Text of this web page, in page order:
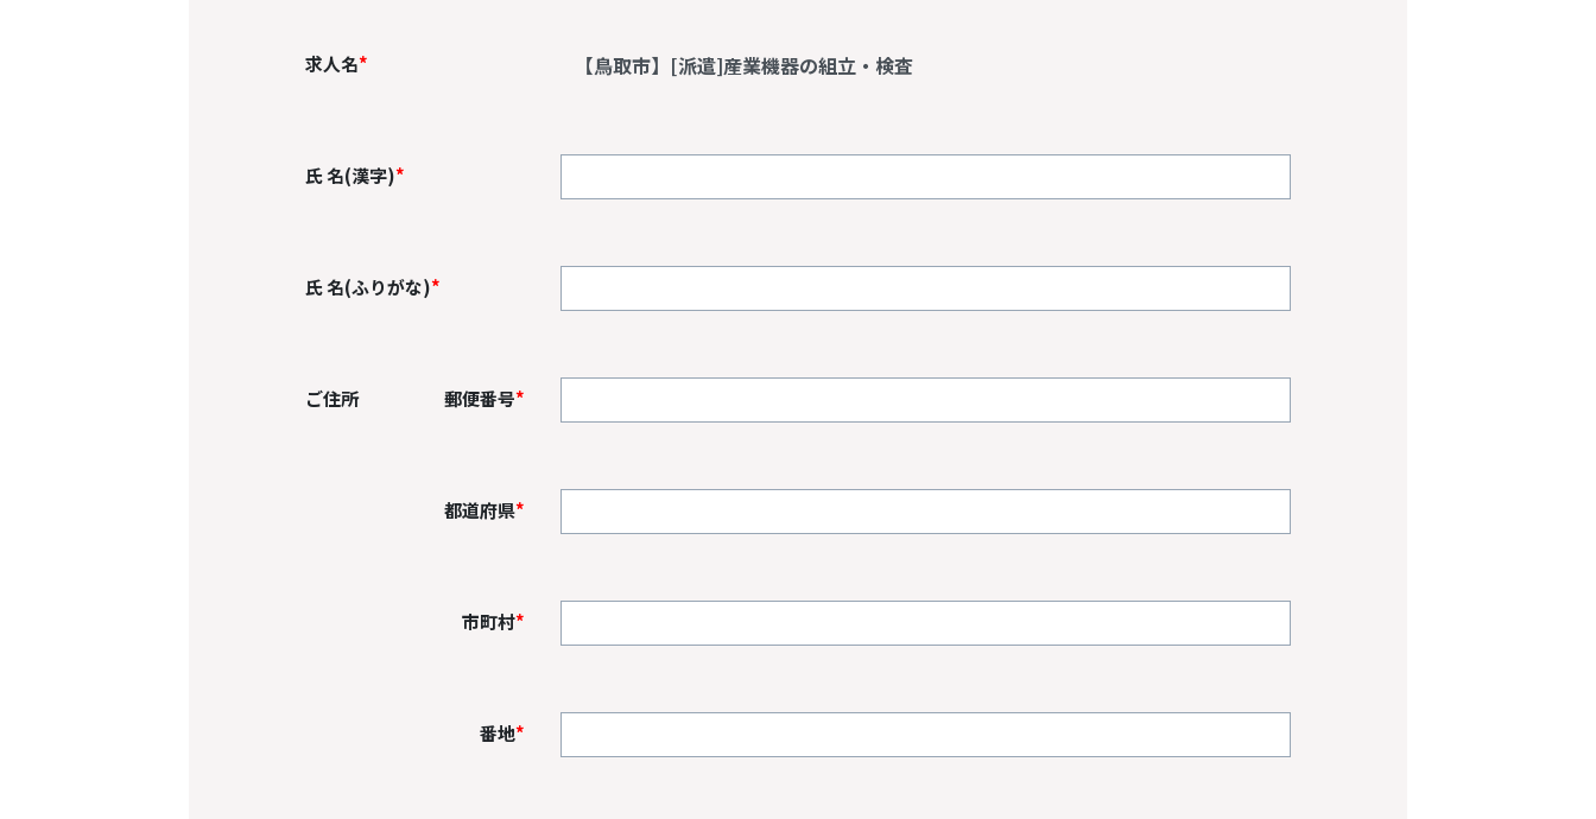
求人名*
氏 名(漢字)*
氏 名(ふりがな)*
ご住所 郵便番号*
都道府県*
市町村*
番地*